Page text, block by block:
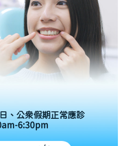
、公眾假期正常應診
6:30pm